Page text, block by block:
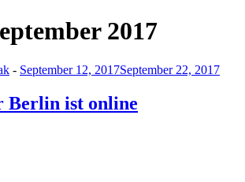
2017
- September 12, 2017September 22, 2017
ist online